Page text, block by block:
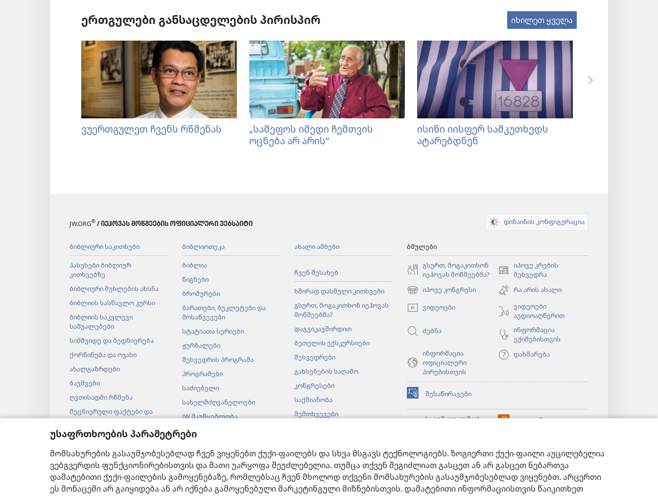
უსაფრთხოების პარამეტრები
მომსახურების გასაუმჯობესებლად ჩვენ ვიყენებთ ქუქი-ფაილებს და სხვა მსგავს ტექნოლოგიებს. ზოგიერთი ქუქი-ფაილი აუცილებელია
ვებგვერდის ფუნქციონირებისთვის და მათი უარყოფა შეუძლებელია. თუმცა თქვენ შეგიძლიათ გასცეთ ან არ გასცეთ ნებართვა
დამატებითი ქუქი-ფაილების გამოყენებაზე, რომლებსაც ჩვენ მხოლოდ თქვენი მომსახურების გასაუმჯობესებლად ვიყენებთ. არცერთი
ეს მონაცემი არ გაიყიდება ან არ იქნება გამოყენებული მარკეტინგული მიზნებისთვის. დამატებითი ინფორმაციისთვის წაიკითხეთ
ერთგულები განსაცდელების პირისპირ იხილეთ ყველა
ვუერთგულეთ ჩვენს რწმენას
„სამეფოს იმედი ჩემთვის
ოცნება არ არის“
ისინი იისფერ სამკუთხედს
ატარებდნენ
JW.ORG® / ᲘᲔᲰᲝᲕᲐᲡ ᲛᲝᲬᲛᲔᲔᲑᲘᲡ ᲝᲤᲘᲪᲘᲐᲚᲣᲠᲘ ᲕᲔᲑᲡᲐᲘᲢᲘ დიზაინის კონფიგურაცია
ბიბლიური საკითხები
პასუხები ბიბლიურ
კითხვებზე
ბიბლიური მუხლების ახსნა
ბიბლიის სასწავლო კურსი
ბიბლიის საკვლევი
საშუალებები
სიმშვიდე და ბედნიერება
ქორწინება და ოჯახი
ახალგაზრდები
ბავშვები
ღვთისადმი რწმენა
მეცნიერული ფაქტები და
ბიბლია
ისტორიული ფაქტები და
ბიბლიოთეკა
ბიბლია
წიგნები
ბროშურები
ბარათები, ბუკლეტები და
მოსაწვევები
სტატიათა სერიები
ჟურნალები
შეხვედრის პროგრამა
პროგრამები
საძიებელი
სახელმძღვანელოები
JW მაუწყებლობა
ვიდეოები
აუდიოდრამები
ბიბლიის მხატვრული კითხვა
ახალი ამბები
ჩვენ შესახებ
ხშირად დასმული კითხვები
გსურთ, მოგაკითხონ იეჰოვას
მოწმეებმა?
დაგვიკავშირდით
ბეთელის ექსკურსიები
შეხვედრები
გახსენების საღამო
კონგრესები
საქმიანობა
შემთხვევები
ბმულები
გსურთ, მოგაკითხონ
იეჰოვას მოწმეებმა?
იპოვე კრების
შეხვედრა
(გაიხსნება
ახალი
ფანჯარა)
იპოვე კონგრესი
(გაიხსნება
ახალი
ფანჯარა)
რა არის ახალი
ვიდეოები
ვიდეოები
აუდიოაღწერით
ძებნა
ინფორმაცია
ექიმებისთვის
ინფორმაცია
ოფიციალური
პირებისთვის
დახმარება
შესაწირავები
(გაიხსნება
ახალი
ფანჯარა)საგუშაგო კოშკის
ფანჯარა)
®
JW ბიბლიოთეკა®
„საგუშაგო კოშკის
ბიბლიოთეკა“